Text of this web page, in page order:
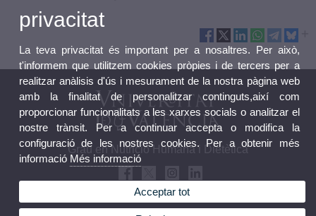
Grau en Nutrició Humana i Dietètica
privacitat
La teva privacitat és important per a nosaltres. Per això,
t'informem que utilitzem cookies pròpies i de tercers per a
realitzar anàlisis d'ús i mesurament de la nostra pàgina web
amb la finalitat de personalitzar continguts,així com
proporcionar funcionalitats a les xarxes socials o analitzar el
nostre trànsit. Per a continuar accepta o modifica la
configuració de les nostres cookies. Per a obtenir més
informació Més informació
Acceptar tot